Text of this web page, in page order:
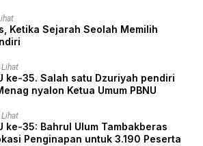
Ketika Sejarah Seolah Memilih
ke-35. Salah satu Dzuriyah pendiri
nyalon Ketua Umum PBNU
ke-35: Bahrul Ulum Tambakberas
Penginapan untuk 3.190 Peserta